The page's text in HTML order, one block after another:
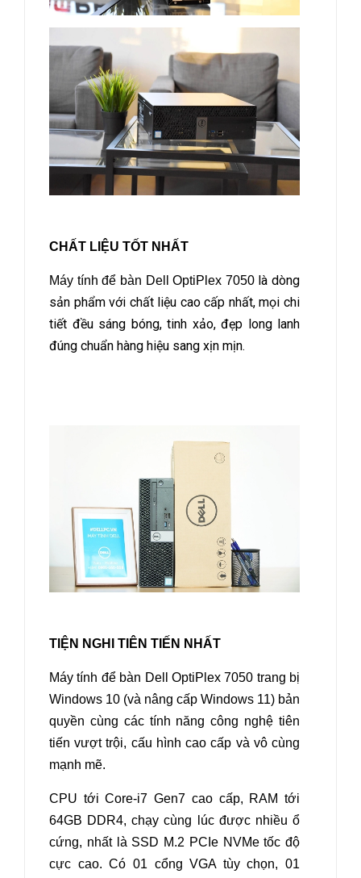
CHẤT LIỆU TỐT NHẤT
Máy tính để bàn Dell OptiPlex 7050 là dòng
sản phẩm với chất liệu cao cấp nhất, mọi chi
tiết đều sáng bóng, tinh xảo, đẹp long lanh
đúng chuẩn hàng hiệu sang xịn mịn.
TIỆN NGHI TIÊN TIẾN NHẤT
Máy tính để bàn Dell OptiPlex 7050 trang bị
Windows 10 (và nâng cấp Windows 11) bản
quyền cùng các tính năng công nghệ tiên
tiến vượt trội, cấu hình cao cấp và vô cùng
mạnh mẽ.
CPU tới Core-i7 Gen7 cao cấp, RAM tới
64GB DDR4, chạy cùng lúc được nhiều ổ
cứng, nhất là SSD M.2 PCIe NVMe tốc độ
cực cao. Có 01 cổng VGA tùy chọn, 01